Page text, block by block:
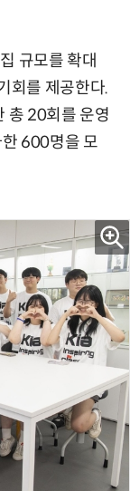
규모를 확대
회를 제공한다.
총 20회를 운영
600명을 모